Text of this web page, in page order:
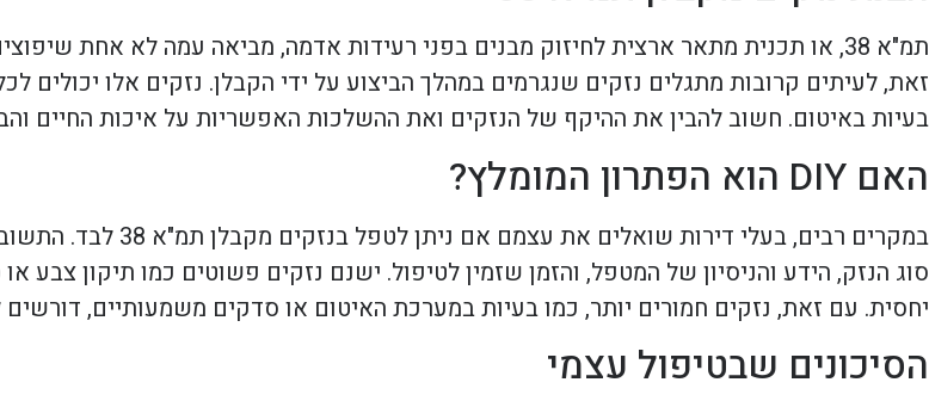
תמ"א 38, או תכנית מתאר ארצית לחיזוק מבנים בפני רעידות אדמה, מביאה עמה לא אחת
זאת, לעיתים קרובות מתגלים נזקים שנגרמים במהלך הביצוע על ידי הקבלן. נזקים אלו יכולים
בעיות באיטום. חשוב להבין את ההיקף של הנזקים ואת ההשלכות האפשריות על איכות החיים
האם DIY הוא הפתרון המומלץ?
במקרים רבים, בעלי דירות
סוג הנזק, הידע והניסיון של המטפל, והזמן שזמין לטיפול. ישנם נזקים פשוטים כמו תיקון צבע
יחסית. עם זאת, נזקים חמורים יותר, כמו בעיות במערכת האיטום או סדקים משמעותיים,
הסיכונים שבטיפול עצמי